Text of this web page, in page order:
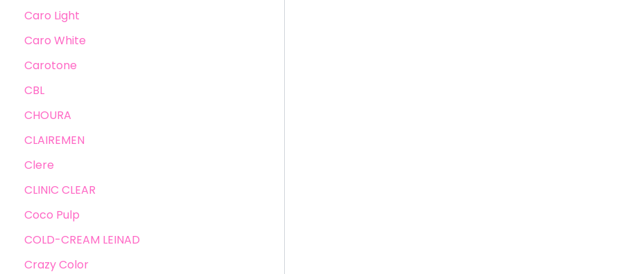
Caro Light
Caro White
Carotone
CBL
CHOURA
CLAIREMEN
Clere
CLINIC CLEAR
Coco Pulp
COLD-CREAM LEINAD
Crazy Color